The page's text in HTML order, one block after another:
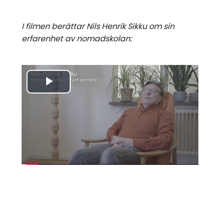
I filmen berättar Nils Henrik Sikku om sin
erfarenhet av nomadskolan:
Spela
upp
video